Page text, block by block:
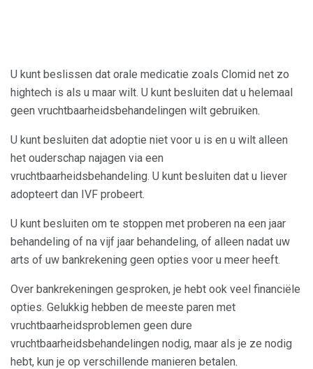
U kunt beslissen dat orale medicatie zoals Clomid net zo
hightech is als u maar wilt. U kunt besluiten dat u helemaal
geen vruchtbaarheidsbehandelingen wilt gebruiken.
U kunt besluiten dat adoptie niet voor u is en u wilt alleen
het ouderschap najagen via een
vruchtbaarheidsbehandeling. U kunt besluiten dat u liever
adopteert dan IVF probeert.
U kunt besluiten om te stoppen met proberen na een jaar
behandeling of na vijf jaar behandeling, of alleen nadat uw
arts of uw bankrekening geen opties voor u meer heeft.
Over bankrekeningen gesproken, je hebt ook veel financiële
opties. Gelukkig hebben de meeste paren met
vruchtbaarheidsproblemen geen dure
vruchtbaarheidsbehandelingen nodig, maar als je ze nodig
hebt, kun je op verschillende manieren betalen.